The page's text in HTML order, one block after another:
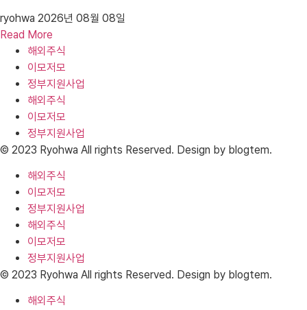
ryohwa 2026년 08월 08일
Read More
해외주식
이모저모
정부지원사업
해외주식
이모저모
정부지원사업
© 2023 Ryohwa All rights Reserved. Design by blogtem.
해외주식
이모저모
정부지원사업
해외주식
이모저모
정부지원사업
© 2023 Ryohwa All rights Reserved. Design by blogtem.
해외주식